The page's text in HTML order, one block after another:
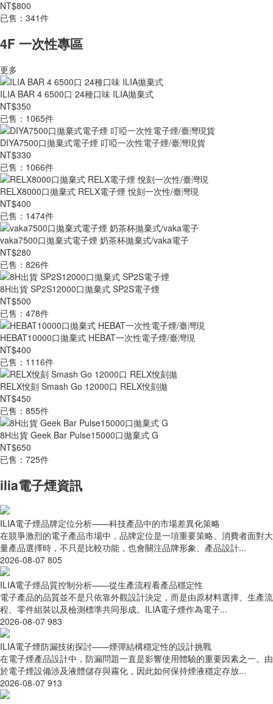
NT$800
已售：341件
4F 一次性專區
更多
ILIA BAR 4 6500口 24種口味 ILIA拋棄式
NT$350
已售：1065件
DIYA7500口拋棄式電子煙 叮啞一次性電子煙/臺灣現貨
NT$330
已售：1066件
RELX8000口拋棄式 RELX電子煙 悅刻一次性/臺灣現
NT$400
已售：1474件
vaka7500口拋棄式電子煙 奶茶杯拋棄式/vaka電子
NT$280
已售：826件
8H出貨 SP2S12000口拋棄式 SP2S電子煙
NT$500
已售：478件
HEBAT10000口拋棄式 HEBAT一次性電子煙/臺灣現
NT$400
已售：1116件
RELX悅刻 Smash Go 12000口 RELX悅刻拋
NT$450
已售：855件
8H出貨 Geek Bar Pulse15000口拋棄式 G
NT$650
已售：725件
ilia電子煙資訊
ILIA電子煙品牌定位分析——科技產品中的市場差異化策略
在競爭激烈的電子產品市場中，品牌定位是一項重要策略。消費者面對大
量產品選擇時，不只是比較功能，也會關注品牌形象、產品設計...
2026-08-07 805
ILIA電子煙品質控制分析——從生產流程看產品穩定性
電子產品的品質並不是只依靠外觀設計決定，而是由原材料選擇、生產流
程、零件組裝以及檢測標準共同形成。ILIA電子煙作為電子...
2026-08-07 983
ILIA電子煙防漏技術探討——煙彈結構穩定性的設計挑戰
在電子煙產品設計中，防漏問題一直是影響使用體驗的重要因素之一。由
於電子煙設備涉及液體儲存與霧化，因此如何保持煙液穩定存放...
2026-08-07 913